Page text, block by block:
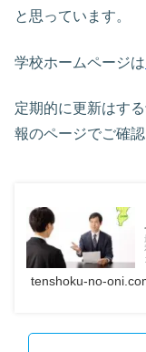
と思っています。
学校ホームページは
定期的に更新はす
報のページでご確認
tenshoku-no-